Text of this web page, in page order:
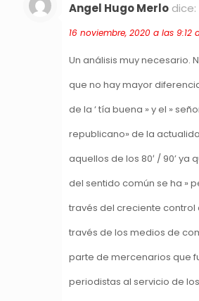
Angel Hugo Merlo dice:
16 noviembre, 2020 a las 9:12
Un análisis muy necesario.
que no hay mayor
de la ‘ tía buena » y el »
republicano» de la
aquellos de los 80′ / 90’ ya
del sentido común se ha »
través del creciente control
través de los medios de
parte de mercenarios que
periodistas al servicio de